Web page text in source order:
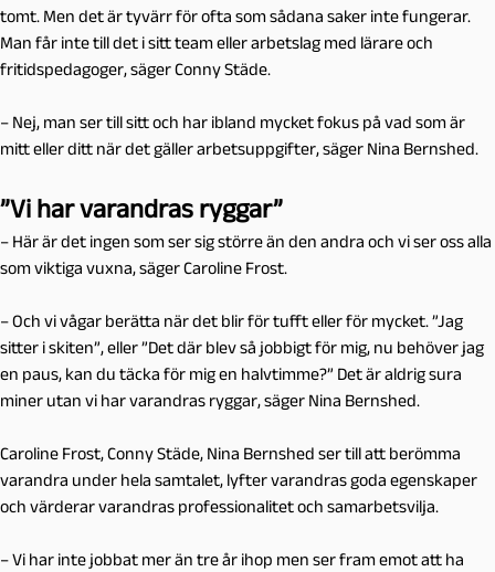
tomt. Men det är tyvärr för ofta som sådana saker inte fungerar.
Man får inte till det i sitt team eller arbetslag med lärare och
fritidspedagoger, säger Conny Städe.
– Nej, man ser till sitt och har ibland mycket fokus på vad som är
mitt eller ditt när det gäller arbetsuppgifter, säger Nina Bernshed.
”Vi har varandras ryggar”
– Här är det ingen som ser sig större än den andra och vi ser oss alla
som viktiga vuxna, säger Caroline Frost.
– Och vi vågar berätta när det blir för tufft eller för mycket. ”Jag
sitter i skiten”, eller ”Det där blev så jobbigt för mig, nu behöver jag
en paus, kan du täcka för mig en halvtimme?” Det är aldrig sura
miner utan vi har varandras ryggar, säger Nina Bernshed.
Caroline Frost, Conny Städe, Nina Bernshed ser till att berömma
varandra under hela samtalet, lyfter varandras goda egenskaper
och värderar varandras professionalitet och samarbetsvilja.
– Vi har inte jobbat mer än tre år ihop men ser fram emot att ha